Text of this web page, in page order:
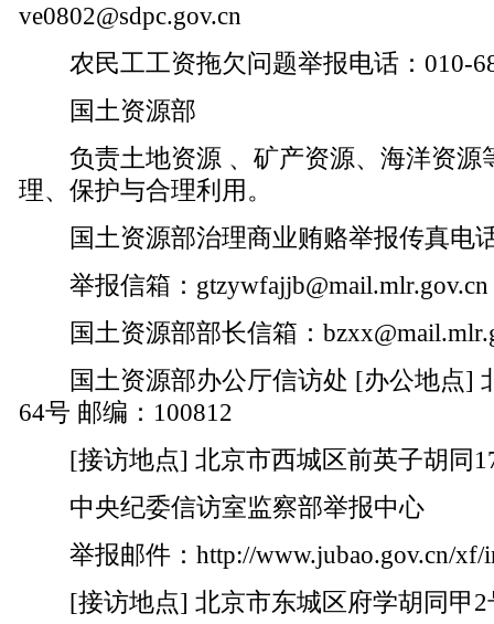
ve0802@sdpc.gov.cn
农民工工资拖欠问题举报电话：010-
国土资源部
负责土地资源 、矿产资源、海洋资源
理、保护与合理利用。
国土资源部治理商业贿赂举报传真电话
举报信箱： gtzywfajjb@mail.mlr.gov.cn
国土资源部部长信箱：
国土资源部办公厅信访处 [办公地点]
64号 邮编：100812
[接访地点] 北京市西城区前英子胡同
中央纪委信访室监察部举报中心
举报邮件： http://www.jubao.gov.cn/xf/
[接访地点] 北京市东城区府学胡同甲2